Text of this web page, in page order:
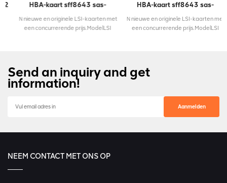
HBA-kaart sff8643 sas-
controller Hostbusadapter
Ｎnieuwe en originele LSI-kaarten met
een concurrerende prijs.ModelLSI
HBA-kaart sff8643 sas-
controller Hostbusadapter
Ｎnieuwe en originele LSI-kaarten met
een concurrerende prijs.ModelLSI
Send an inquiry and get
information!
NEEM CONTACT MET ONS OP